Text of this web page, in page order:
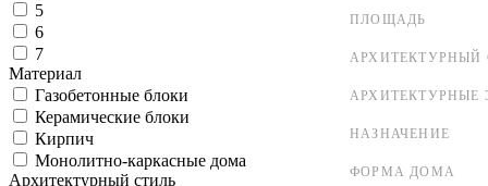
ПЛОЩАДЬ
АРХИТЕКТУРНЫЙ
АРХИТЕКТУРНЫЕ
НАЗНАЧЕНИЕ
ФОРМА ДОМА
5
6
7
Материал
Газобетонные блоки
Керамические блоки
Кирпич
Монолитно-каркасные дома
Архитектурный стиль